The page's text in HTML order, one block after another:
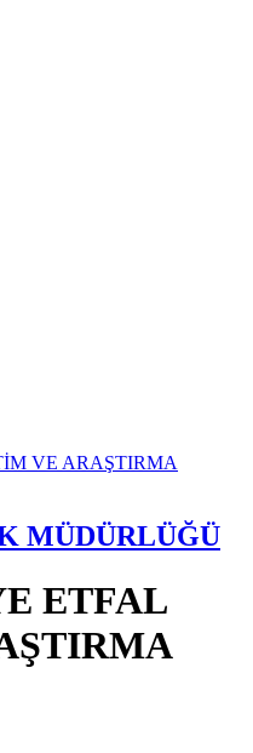
MÜDÜRLÜĞÜ
ETFAL